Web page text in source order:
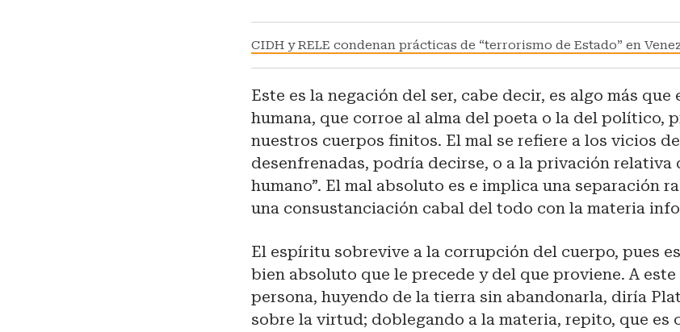
CIDH y RELE condenan prácticas de “terrorismo de Estado” en
Este es la negación del ser, cabe decir, es algo más que
humana, que corroe al alma del poeta o la del político,
nuestros cuerpos finitos. El mal se refiere a los vicios
desenfrenadas, podría decirse, o a la privación relativa
humano”. El mal absoluto es e implica una separación
una consustanciación cabal del todo con la materia
El espíritu sobrevive a la corrupción del cuerpo, pues
bien absoluto que le precede y del que proviene. A
persona, huyendo de la tierra sin abandonarla, diría
sobre la virtud; doblegando a la materia, repito, que